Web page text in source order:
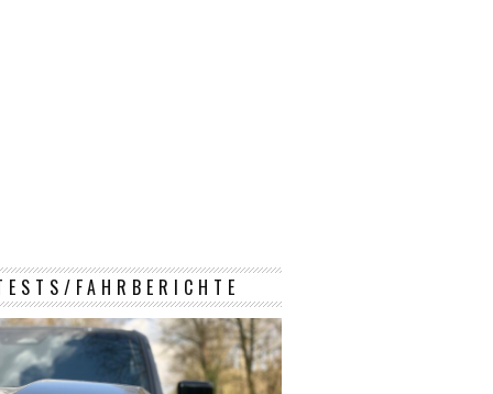
FAHRBERICHTE